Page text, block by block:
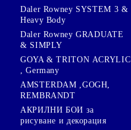
Daler Rowney SYSTEM 3 &
Heavy Body
Daler Rowney GRADUATE
& SIMPLY
GOYA & TRITON АCRYLIC
, Germany
AMSTERDAM ,GOGH,
REMBRANDT
АКРИЛНИ БОИ за
рисуване и декорация